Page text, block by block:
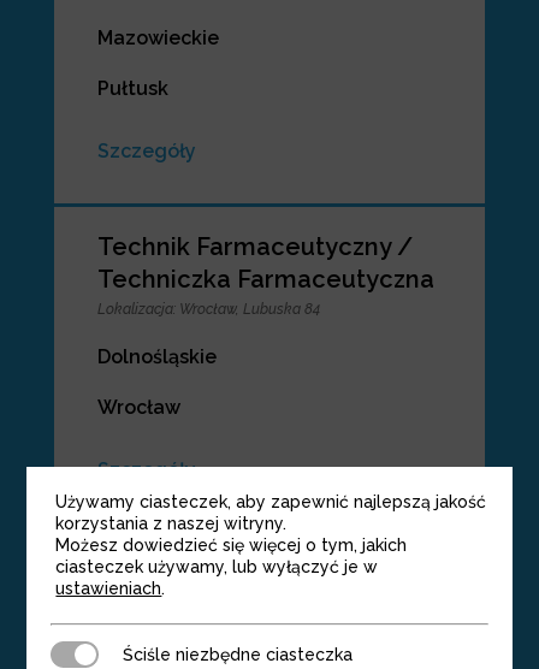
Mazowieckie
Pułtusk
Szczegóły
Technik Farmaceutyczny /
Techniczka Farmaceutyczna
Lokalizacja: Wrocław, Lubuska 84
Dolnośląskie
Wrocław
Szczegóły
Magister Farmacji /
Magisterka Farmacji
Lokalizacja:Rzeszów, Tadeusza Rejtana 51
Używamy ciasteczek, aby zapewnić najlepszą jakość
korzystania z naszej witryny.
Możesz dowiedzieć się więcej o tym, jakich
ciasteczek używamy, lub wyłączyć je w
ustawieniach.
Ściśle niezbędne ciasteczka
Ściśle niezbędne ciasteczka